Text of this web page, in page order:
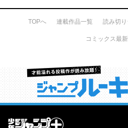
TOPへ 連載作品一覧 読み切
コミックス最
才能溢れる投稿作が読み放題